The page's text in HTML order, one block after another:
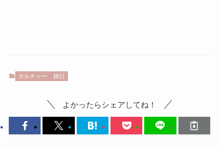
カルチャー 旅行
よかったらシェアしてね！